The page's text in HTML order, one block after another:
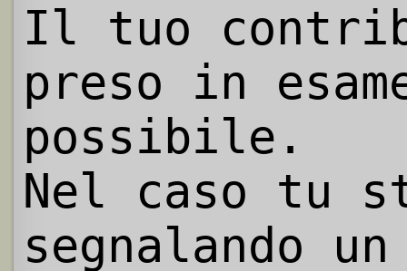
Il tuo
preso in
possibile.
Nel caso tu
segnalando